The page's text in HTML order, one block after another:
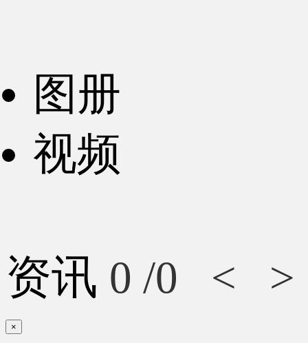
图册
视频
资讯 0 /0 < >
×